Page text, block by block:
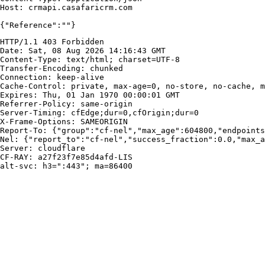
Host: crmapi.casafaricrm.com
{"Reference":""}
HTTP/1.1 403 Forbidden
Date: Sat, 08 Aug 2026 14:16:43 GMT
Content-Type: text/html; charset=UTF-8
Transfer-Encoding: chunked
Connection: keep-alive
Cache-Control: private, max-age=0, no-store, no-cache,
Expires: Thu, 01 Jan 1970 00:00:01 GMT
Referrer-Policy: same-origin
Server-Timing: cfEdge;dur=0,cfOrigin;dur=0
X-Frame-Options: SAMEORIGIN
Report-To: {"group":"cf-
Nel: {"report_to":"cf-
Server: cloudflare
CF-RAY: a27f23f7e85d4afd-LIS
alt-svc: h3=":443"; ma=86400